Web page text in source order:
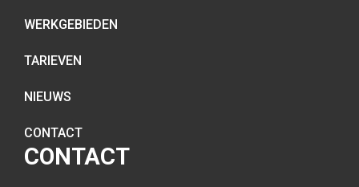
WERKGEBIEDEN
TARIEVEN
NIEUWS
CONTACT
CONTACT